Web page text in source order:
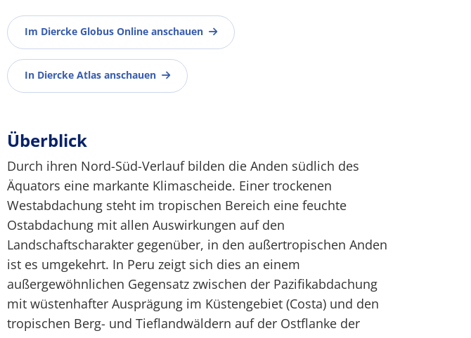
Im Diercke Globus Online anschauen
In Diercke Atlas anschauen
Überblick
Durch ihren Nord-Süd-Verlauf bilden die Anden südlich des
Äquators eine markante Klimascheide. Einer trockenen
Westabdachung steht im tropischen Bereich eine feuchte
Ostabdachung mit allen Auswirkungen auf den
Landschaftscharakter gegenüber, in den außertropischen Anden
ist es umgekehrt. In Peru zeigt sich dies an einem
außergewöhnlichen Gegensatz zwischen der Pazifikabdachung
mit wüstenhafter Ausprägung im Küstengebiet (Costa) und den
tropischen Berg- und Tieflandwäldern auf der Ostflanke der